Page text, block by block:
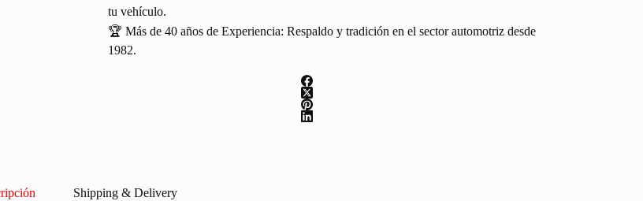
tu vehículo.
🏆 Más de 40 años de Experiencia: Respaldo y tradición en el sector automotriz desde
1982.
Shipping & Delivery